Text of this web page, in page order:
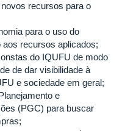
recursos para o
para o uso do
recursos aplicados;
do IQUFU de modo
de dar visibilidade à
e sociedade em geral;
e
(PGC) para buscar